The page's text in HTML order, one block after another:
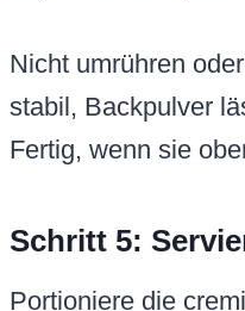
Nicht umrühren
stabil, Backpulver
Fertig, wenn sie
Schritt 5:
Portioniere die